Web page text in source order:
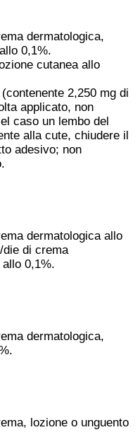
dermatologica,
0,1%.
cutanea allo
2,250 mg di
applicato, non
caso un lembo del
alla cute, chiudere il
adesivo; non
dermatologica allo
die di crema
0,1%.
dermatologica,
lozione o unguento